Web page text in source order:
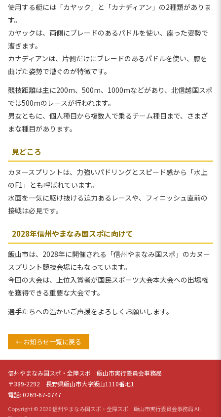
使用する艇には「カヤック」と「カナディアン」の2種類がありま
す。
カヤックは、両側にブレードのあるパドルを使い、座った姿勢で
漕ぎます。
カナディアンは、片側だけにブレードのあるパドルを使い、膝を
曲げた姿勢で漕ぐのが特徴です。
競技距離は主に200m、500m、1000mなどがあり、北信越国スポ
では500mのレースが行われます。
男女ともに、個人種目から複数人で乗るチーム種目まで、さまざ
まな種目があります。
見どころ
カヌースプリントは、力強いパドリングとスピード感から「水上
のF1」とも呼ばれています。
水面を一気に駆け抜ける迫力あるレースや、フィニッシュ直前の
接戦は必見です。
2028年信州やまなみ国スポに向けて
飯山市は、2028年に開催される「信州やまなみ国スポ」のカヌー
スプリント競技会場にもなっています。
今回の大会は、上位入賞者が国民スポーツ大会本大会への出場権
を獲得できる重要な大会です。
選手たちへの温かいご声援をよろしくお願いします。
← お知らせ一覧に戻る
信州やまなみ国スポ・全障スポ 飯山市実行委員会事務局
〒389-2292 長野県飯山市大字飯山1110番地1
電話: 0269-67-0747
Copyright © 2026 信州やまなみ国スポ・全障スポ 飯山市実行委員会事務局 All